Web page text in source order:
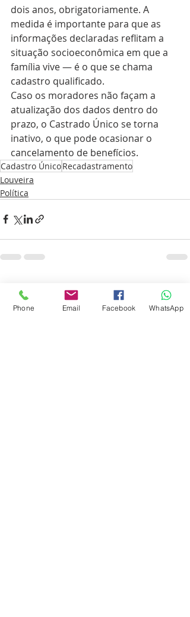
dois anos, obrigatoriamente. A
medida é importante para que as
informações declaradas reflitam a
situação socioeconômica em que a
família vive — é o que se chama
cadastro qualificado.
Caso os moradores não façam a
atualização dos dados dentro do
prazo, o Castrado Único se torna
inativo, o que pode ocasionar o
cancelamento de benefícios.
Cadastro ÚnicoRecadastramento
Louveira
Política
Posts recentes
Phone Email Facebook WhatsApp